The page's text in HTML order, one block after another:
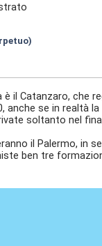
il Catanzaro, che
anche se in realtà
soltanto nel
il Palermo, in
ben tre